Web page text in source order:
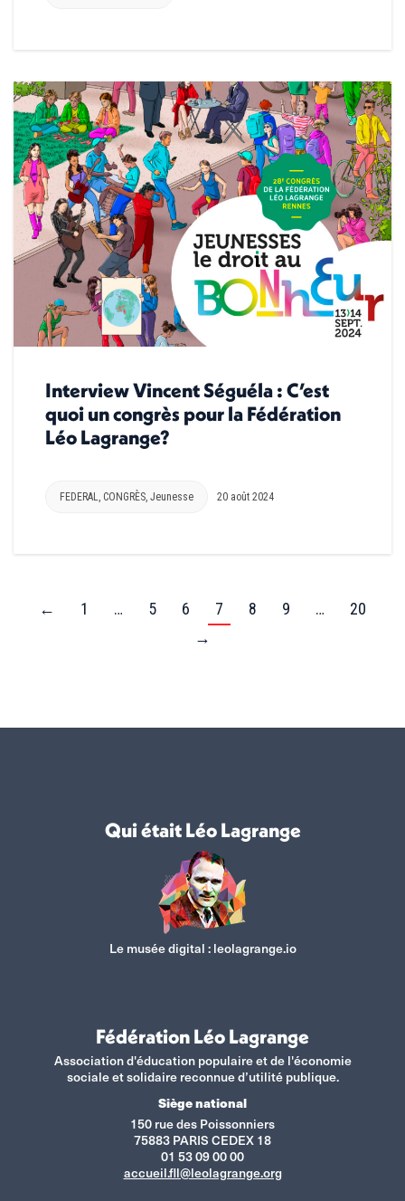
Interview Vincent Séguéla : C’est
quoi un congrès pour la Fédération
Léo Lagrange?
FEDERAL CONGRÈS Jeunesse 20 août 2024
← 1 … 5 6 7 8 9 …
20
→
Qui était Léo Lagrange
Le musée digital : leolagrange.io
Fédération Léo Lagrange
Association d'éducation populaire et de l'économie
sociale et solidaire reconnue d’utilité publique.
Siège national
150 rue des Poissonniers
75883 PARIS CEDEX 18
01 53 09 00 00
accueil.fll@leolagrange.org